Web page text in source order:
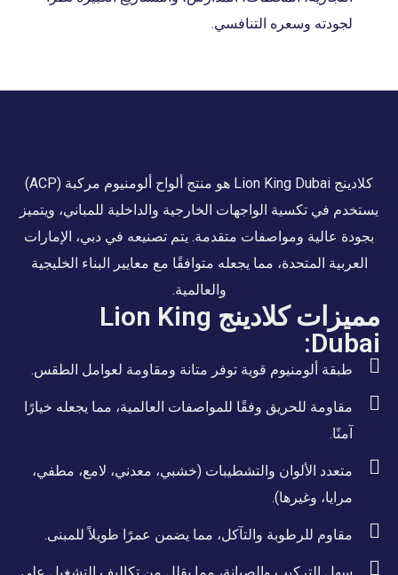
لجودته وسعره التنافسي.
كلادينج Lion King Dubai هو منتج ألواح ألومنيوم مركبة (ACP)
يستخدم في تكسية الواجهات الخارجية والداخلية للمباني، ويتميز
بجودة عالية ومواصفات متقدمة. يتم تصنيعه في دبي، الإمارات
العربية المتحدة، مما يجعله متوافقًا مع معايير البناء الخليجية
والعالمية.
مميزات كلادينج Lion King
Dubai:
طبقة ألومنيوم قوية توفر متانة ومقاومة لعوامل الطقس.
مقاومة للحريق وفقًا للمواصفات العالمية، مما يجعله خيارًا
آمنًا.
متعدد الألوان والتشطيبات (خشبي، معدني، لامع، مطفي،
مرايا، وغيرها).
مقاوم للرطوبة والتآكل، مما يضمن عمرًا طويلاً للمبنى.